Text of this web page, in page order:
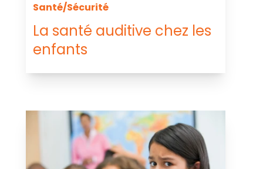
Santé/Sécurité
La santé auditive chez les
enfants